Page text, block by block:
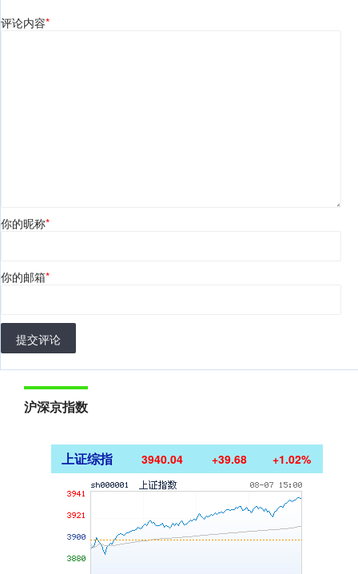
评论内容*
你的昵称*
你的邮箱*
提交评论
沪深京指数
上证综指 3940.04 +39.68 +1.02%